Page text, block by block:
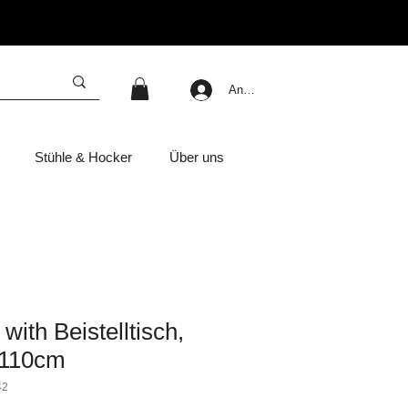
Stühle & Hocker Über uns
Anmelden
Beistelltisch,